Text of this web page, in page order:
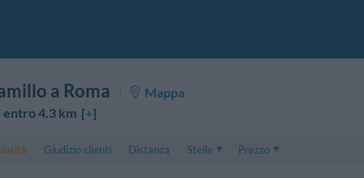
a Roma
Mappa
4.3 km [+]
Giudizio clienti Distanza
Stelle
Prezzo